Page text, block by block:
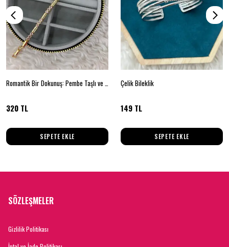
Romantik Bir Dokunuş: Pembe Taşlı ve Gold Detaylı Tasarım Bileklik
320 TL
SEPETE EKLE
Çelik Bileklik
149 TL
SEPETE EKLE
SÖZLEŞMELER
Gizlilik Politikası